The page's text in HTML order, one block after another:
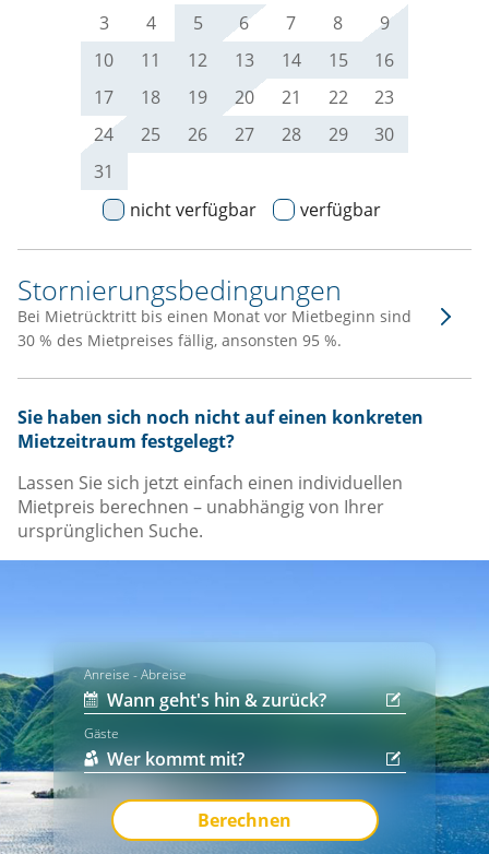
3
4 5 6 7 8
9
10
11 12 13 14 15
16
17
18 19 20 21 22
23
24
25 26 27 28 29
30
31
nicht verfügbar
verfügbar
Stornierungsbedingungen
Bei Mietrücktritt bis einen Monat vor Mietbeginn sind
30 % des Mietpreises fällig, ansonsten 95 %.
Sie haben sich noch nicht auf einen konkreten
Mietzeitraum festgelegt?
Lassen Sie sich jetzt einfach einen individuellen
Mietpreis berechnen – unabhängig von Ihrer
ursprünglichen Suche.
Anreise - Abreise
Gäste
Berechnen